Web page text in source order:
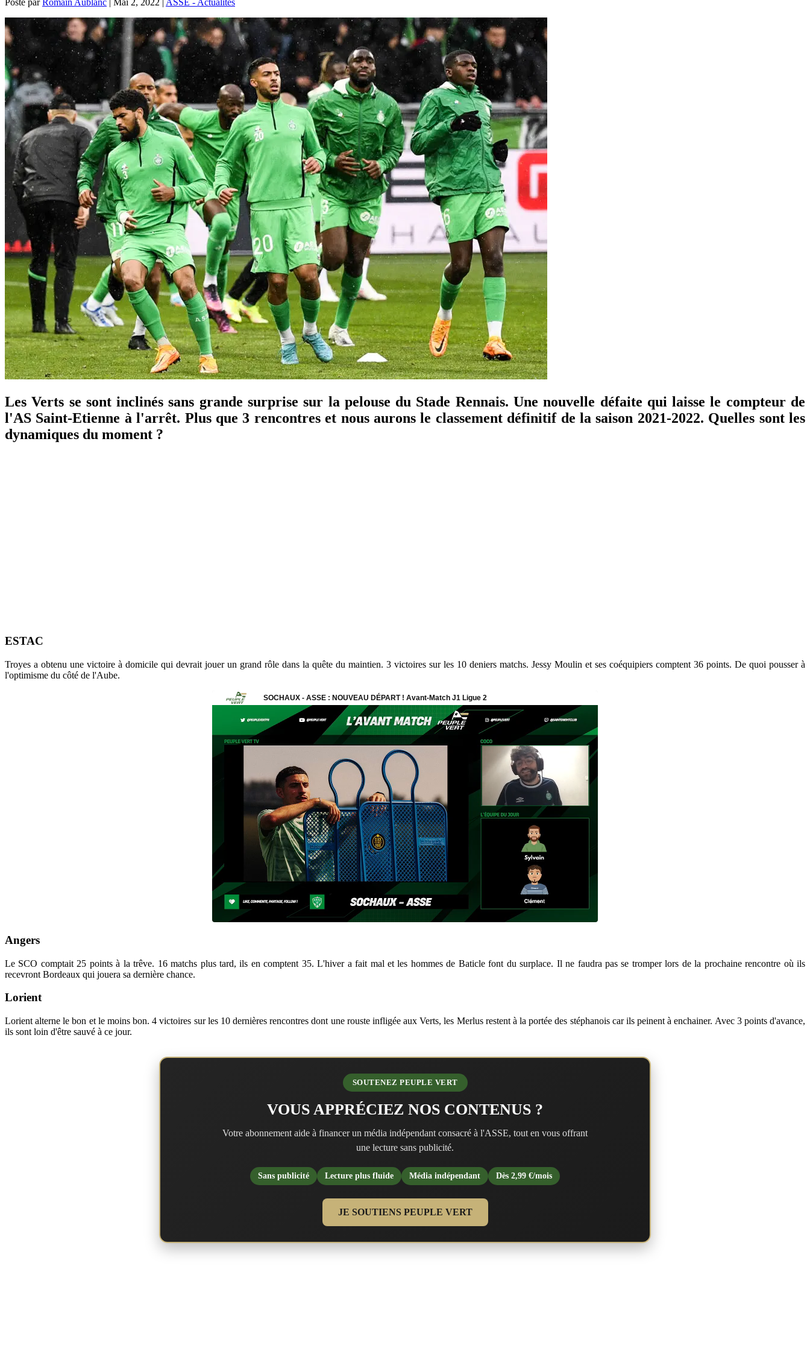
Les Verts se sont inclinés sans grande surprise sur la pelouse du Stade Rennais. Une nouvelle défaite qui laisse le compteur de
l'AS Saint-Etienne à l'arrêt. Plus que 3 rencontres et nous aurons le classement définitif de la saison 2021-2022. Quelles sont les
dynamiques du moment ?
ESTAC
Troyes a obtenu une victoire à domicile qui devrait jouer un grand rôle dans la quête du maintien. 3 victoires sur les 10 deniers matchs. Jessy Moulin et ses coéquipiers comptent 36 points. De quoi pousser à
l'optimisme du côté de l'Aube.
Angers
Le SCO comptait 25 points à la trêve. 16 matchs plus tard, ils en comptent 35. L'hiver a fait mal et les hommes de Baticle font du surplace. Il ne faudra pas se tromper lors de la prochaine rencontre où ils
recevront Bordeaux qui jouera sa dernière chance.
Lorient
Lorient alterne le bon et le moins bon. 4 victoires sur les 10 dernières rencontres dont une rouste infligée aux Verts, les Merlus restent à la portée des stéphanois car ils peinent à enchainer. Avec 3 points d'avance,
ils sont loin d'être sauvé à ce jour.
SOUTENEZ PEUPLE VERT
VOUS APPRÉCIEZ NOS CONTENUS ?
Votre abonnement aide à financer un média indépendant consacré à l'ASSE, tout en vous offrant
une lecture sans publicité.
Sans publicité Lecture plus fluide Média indépendant Dès 2,99 €/mois
JE SOUTIENS PEUPLE VERT